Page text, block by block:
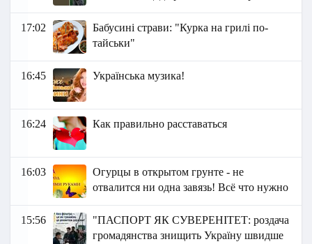
17:02
Бабусині страви: "Курка на грилі по-
тайськи"
16:45 Українська музика!
16:24 Как правильно расставаться
16:03
Огурцы в открытом грунте - не
отвалится ни одна завязь! Всё что нужно
15:56
"ПАСПОРТ ЯК СУВЕРЕНІТЕТ: роздача
громадянства знищить Україну швидше